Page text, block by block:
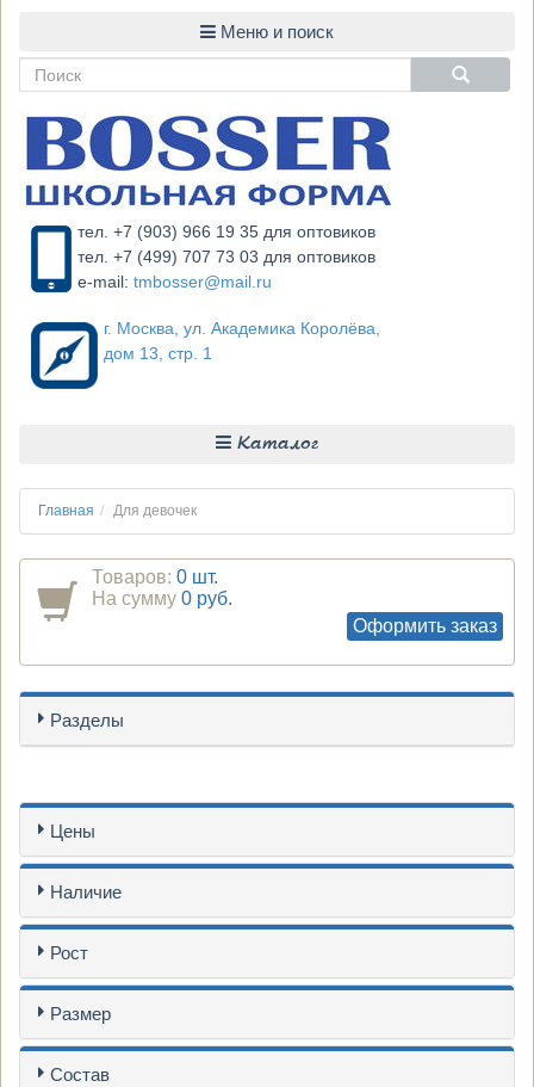
тел. +7 (903) 966 19 35 для оптовиков
тел. +7 (499) 707 73 03 для оптовиков
e-mail: tmbosser@mail.ru
г. Москва, ул. Академика Королёва,
дом 13, стр. 1
Каталог
Главная Для девочек
Товаров: 0 шт.
На сумму 0 руб.
Оформить заказ
Разделы
Цены
Наличие
Рост
Размер
Состав